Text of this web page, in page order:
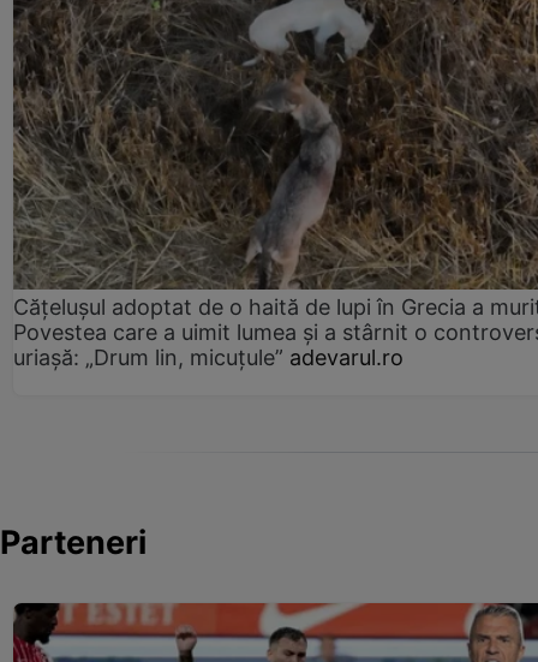
Cățelușul adoptat de o haită de lupi în Grecia a
Povestea care a uimit lumea și a stârnit o
uriașă: „Drum lin, micuțule” adevarul.ro
Parteneri